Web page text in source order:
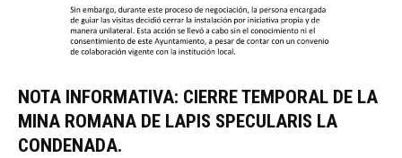
NOTA INFORMATIVA: CIERRE TEMPORAL DE LA
MINA ROMANA DE LAPIS SPECULARIS LA
CONDENADA.